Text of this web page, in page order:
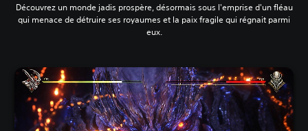
Découvrez un monde jadis prospère, désormais sous l'emprise d'un fléau
qui menace de détruire ses royaumes et la paix fragile qui régnait parmi
eux.